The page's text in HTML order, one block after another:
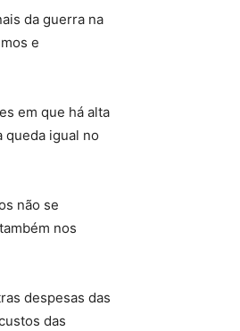
da guerra na
e
em que há alta
queda igual no
não se
nos
despesas das
das